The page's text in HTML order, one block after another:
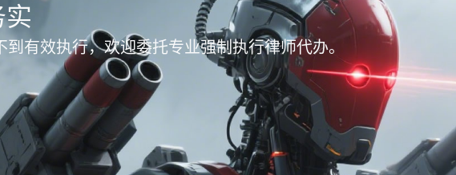
实
有效执行，欢迎委托专业强制执行律师代办。